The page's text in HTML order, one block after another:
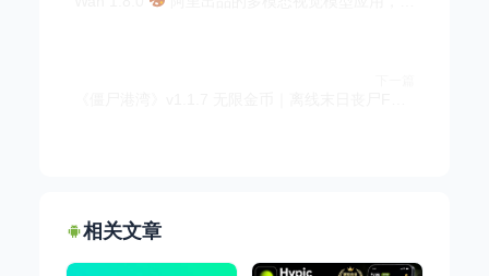
相关文章